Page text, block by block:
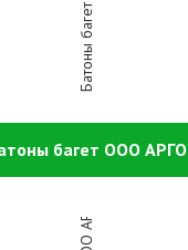
багет ООО АРГО